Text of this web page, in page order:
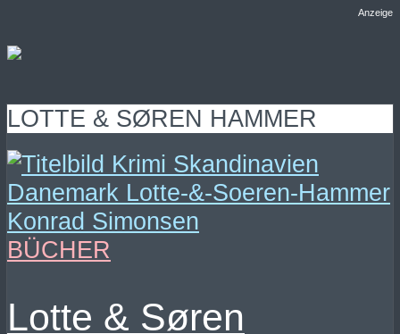
Anzeige
LOTTE & SØREN HAMMER
BÜCHER
Lotte & Søren